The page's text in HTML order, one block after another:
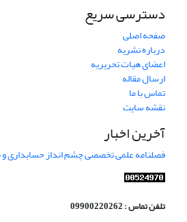
دسترسی سریع
صفحه اصلی
درباره نشریه
اعضای هیات تحریریه
ارسال مقاله
تماس با ما
نقشه سایت
آخرین اخبار
فصلنامه علمی تخصصی چشم انداز حسابداری
تلفن تماس : 09900220262